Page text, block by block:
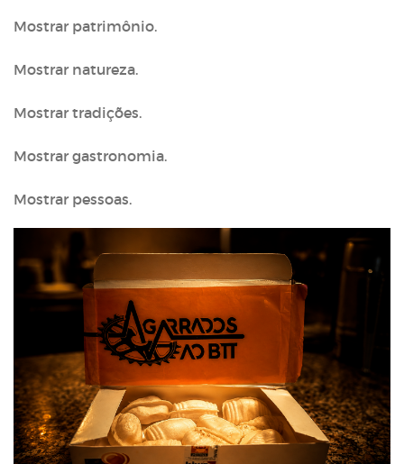
Mostrar patrimônio.
Mostrar natureza.
Mostrar tradições.
Mostrar gastronomia.
Mostrar pessoas.